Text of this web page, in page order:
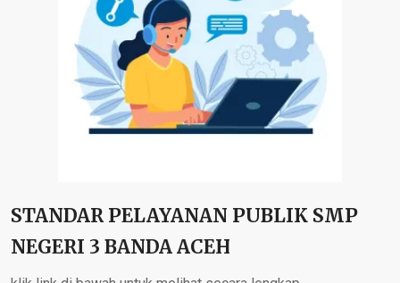
STANDAR PELAYANAN PUBLIK SMP
NEGERI 3 BANDA ACEH